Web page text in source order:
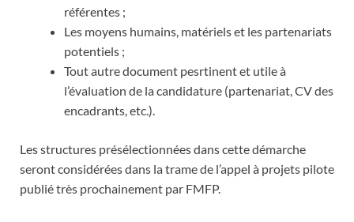
référentes ;
Les moyens humains, matériels et les partenariats
potentiels ;
Tout autre document pesrtinent et utile à
l’évaluation de la candidature (partenariat, CV des
encadrants, etc.).
Les structures présélectionnées dans cette démarche
seront considérées dans la trame de l’appel à projets pilote
publié très prochainement par FMFP.